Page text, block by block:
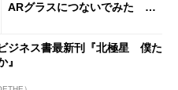
ARグラスにつないでみた ゲ
ビジネス書最新刊『北極星 僕た
』